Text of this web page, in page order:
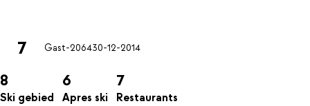
7 Gast-206430-12-2014
8
Ski gebied
6
Apres ski
7
Restaurants